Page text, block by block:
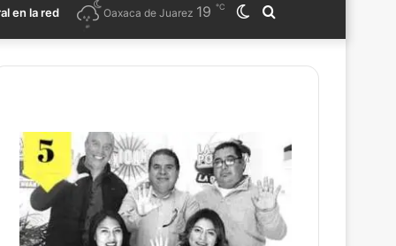
en la red
for
Switch
skin
Oaxaca de Juarez 19 ℃